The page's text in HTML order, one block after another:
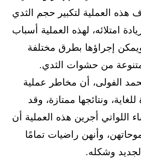
هذه العملية لتكبير حجم الثدي
امتلائه، لهذه العملية أسباب
إجراؤها بطرق مختلفة
متنوعة من حشوات الثدي.
الفولى، أن مخاطر عملية
للغاية، ونتائجها ممتازة، وقد
اللواتي أجرين هذه العملية أن
وأنهن راضيات تمامًا
وشكله.